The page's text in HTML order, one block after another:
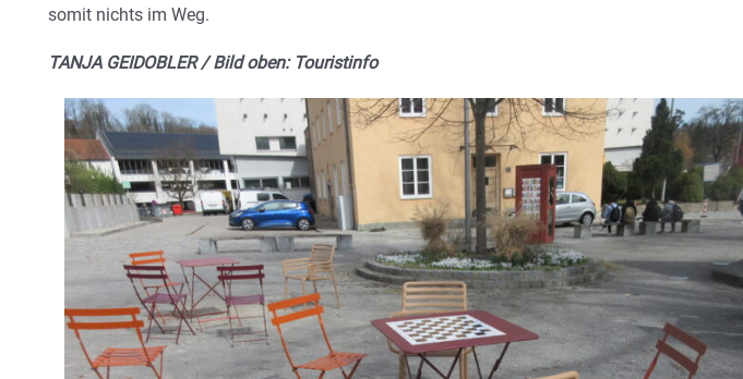
somit nichts im Weg.
TANJA GEIDOBLER / Bild oben: Touristinfo